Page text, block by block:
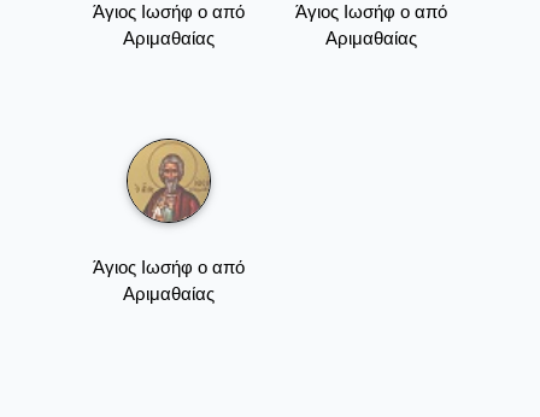
Άγιος Ιωσήφ ο από
Αριμαθαίας
Άγιος Ιωσήφ ο από
Αριμαθαίας
Άγιος Ιωσήφ ο από
Αριμαθαίας